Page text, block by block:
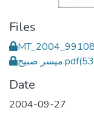
Files
ميسر صبيح.pdf
Date
2004-09-27